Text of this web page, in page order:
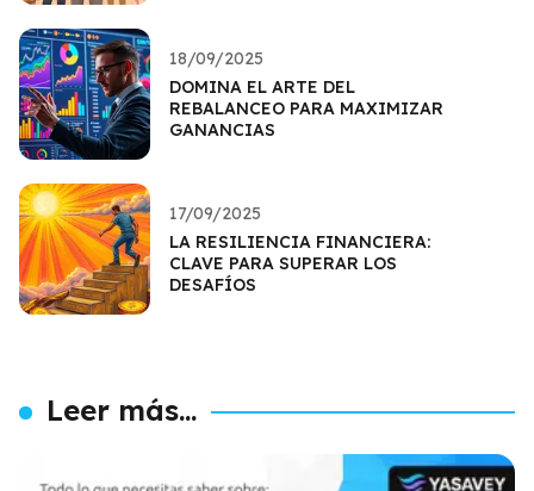
18/09/2025
DOMINA EL ARTE DEL
REBALANCEO PARA MAXIMIZAR
GANANCIAS
17/09/2025
LA RESILIENCIA FINANCIERA:
CLAVE PARA SUPERAR LOS
DESAFÍOS
Leer más...